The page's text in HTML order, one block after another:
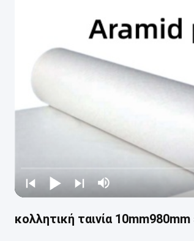
κολλητική ταινία